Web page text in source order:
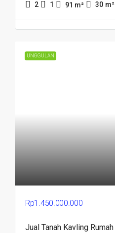
2 1 91 m² 30 m²
UNGGULAN
Rp1.450.000.000
Jual Tanah Kavling